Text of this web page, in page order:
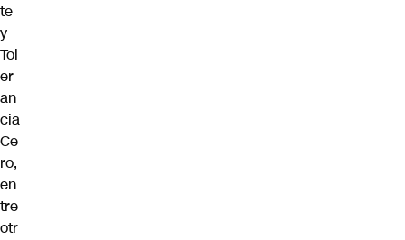
te
y
Tol
er
an
cia
Ce
ro,
en
tre
otr